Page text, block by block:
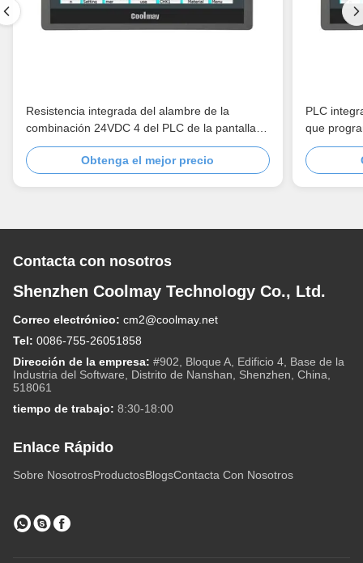
Resistencia integrada del alambre de la
combinación 24VDC 4 del PLC de la pantalla
táctil de TK6100FH HMI
Obtenga el mejor precio
PLC
que
Contacta con nosotros
Shenzhen Coolmay Technology Co., Ltd.
Correo electrónico: cm2@coolmay.net
Tel: 0086-755-26051858
Dirección de la empresa: #902, Bloque A, Edificio 4, Base de la
Industria del Software, Distrito de Nanshan, Shenzhen, China,
518061
tiempo de trabajo: 8:30-18:00
Enlace Rápido
Sobre NosotrosProductosBlogsContacta Con Nosotros